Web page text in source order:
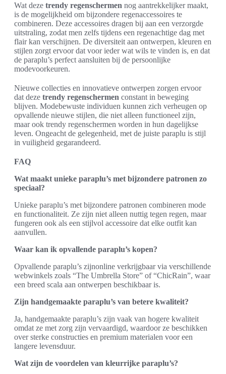
Wat deze trendy regenschermen nog aantrekkelijker maakt,
is de mogelijkheid om bijzondere regenaccessoires te
combineren. Deze accessoires dragen bij aan een verzorgde
uitstraling, zodat men zelfs tijdens een regenachtige dag met
flair kan verschijnen. De diversiteit aan ontwerpen, kleuren en
stijlen zorgt ervoor dat voor ieder wat wils te vinden is, en dat
de paraplu’s perfect aansluiten bij de persoonlijke
modevoorkeuren.
Nieuwe collecties en innovatieve ontwerpen zorgen ervoor
dat deze trendy regenschermen constant in beweging
blijven. Modebewuste individuen kunnen zich verheugen op
opvallende nieuwe stijlen, die niet alleen functioneel zijn,
maar ook trendy regenschermen worden in hun dagelijkse
leven. Ongeacht de gelegenheid, met de juiste paraplu is stijl
in vuiligheid gegarandeerd.
FAQ
Wat maakt unieke paraplu’s met bijzondere patronen zo
speciaal?
Unieke paraplu’s met bijzondere patronen combineren mode
en functionaliteit. Ze zijn niet alleen nuttig tegen regen, maar
fungeren ook als een stijlvol accessoire dat elke outfit kan
aanvullen.
Waar kan ik opvallende paraplu’s kopen?
Opvallende paraplu’s zijnonline verkrijgbaar via verschillende
webwinkels zoals “The Umbrella Store” of “ChicRain”, waar
een breed scala aan ontwerpen beschikbaar is.
Zijn handgemaakte paraplu’s van betere kwaliteit?
Ja, handgemaakte paraplu’s zijn vaak van hogere kwaliteit
omdat ze met zorg zijn vervaardigd, waardoor ze beschikken
over sterke constructies en premium materialen voor een
langere levensduur.
Wat zijn de voordelen van kleurrijke paraplu’s?